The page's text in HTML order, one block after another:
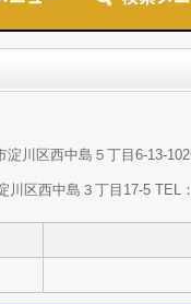
淀川区西中島５丁目6-13-
川区西中島３丁目17-5 TEL